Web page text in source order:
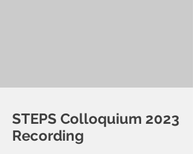
STEPS Colloquium 2023
Recording